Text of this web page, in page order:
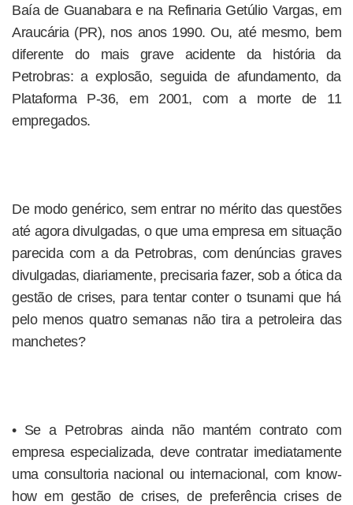
Baía de Guanabara e na Refinaria Getúlio Vargas, em
Araucária (PR), nos anos 1990. Ou, até mesmo, bem
diferente do mais grave acidente da história da
Petrobras: a explosão, seguida de afundamento, da
Plataforma P-36, em 2001, com a morte de 11
empregados.
De modo genérico, sem entrar no mérito das questões
até agora divulgadas, o que uma empresa em situação
parecida com a da Petrobras, com denúncias graves
divulgadas, diariamente, precisaria fazer, sob a ótica da
gestão de crises, para tentar conter o tsunami que há
pelo menos quatro semanas não tira a petroleira das
manchetes?
• Se a Petrobras ainda não mantém contrato com
empresa especializada, deve contratar imediatamente
uma consultoria nacional ou internacional, com know-
how em gestão de crises, de preferência crises de